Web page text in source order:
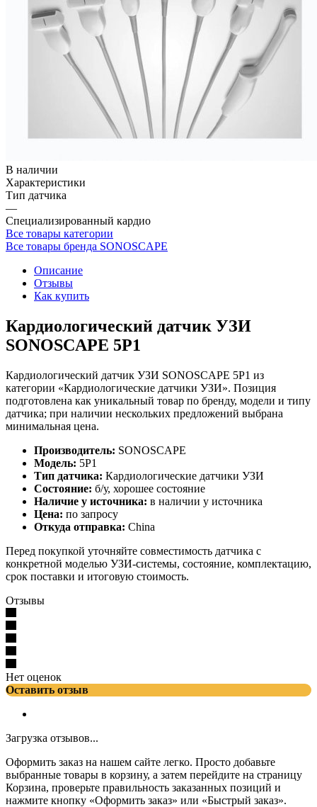
В наличии
Характеристики
Тип датчика
—
Специализированный кардио
Все товары категории
Все товары бренда SONOSCAPE
Описание
Отзывы
Как купить
Кардиологический датчик УЗИ
SONOSCAPE 5P1
Кардиологический датчик УЗИ SONOSCAPE 5P1 из
категории «Кардиологические датчики УЗИ». Позиция
подготовлена как уникальный товар по бренду, модели и типу
датчика; при наличии нескольких предложений выбрана
минимальная цена.
Производитель: SONOSCAPE
Модель: 5P1
Тип датчика: Кардиологические датчики УЗИ
Состояние: б/у, хорошее состояние
Наличие у источника: в наличии у источника
Цена: по запросу
Откуда отправка: China
Перед покупкой уточняйте совместимость датчика с
конкретной моделью УЗИ-системы, состояние, комплектацию,
срок поставки и итоговую стоимость.
Отзывы
Нет оценок
Оставить отзыв
Загрузка отзывов...
Оформить заказ на нашем сайте легко. Просто добавьте
выбранные товары в корзину, а затем перейдите на страницу
Корзина, проверьте правильность заказанных позиций и
нажмите кнопку «Оформить заказ» или «Быстрый заказ».